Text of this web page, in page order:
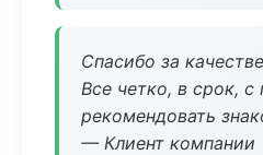
Спасибо за
Все четко, в срок, с
рекомендовать
— Клиент компании